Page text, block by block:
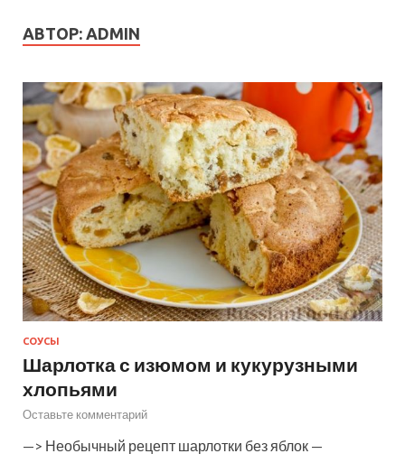
АВТОР: ADMIN
СОУСЫ
Шарлотка с изюмом и кукурузными
хлопьями
Оставьте комментарий
—> Необычный рецепт шарлотки без яблок —